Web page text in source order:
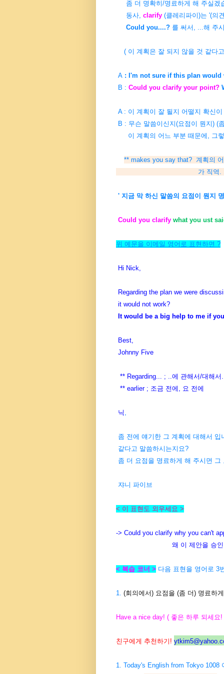
좀 더 명확히/명료하게 해 주실겠
동사, clarify (클레리파이)는 '(의
Could you....? 를 써서, ...해 주
( 이 계획은 잘 되지 않을 것 같다
A : I'm not sure if this plan would
B : Could you clarify your point?
A : 이 계획이 잘 될지 어떨지 확신
B : 무슨 말씀이신지(요점이 뭔지) (
이 계획의 어느 부분 때문에, 그렇
** makes you say that? 계획의
가 직역. 의역하면, 어떤
' 지금 막 하신 말씀의 요점이 뭔지
Could you clarify what you ust
위 예문을 이메일 영어로 표현하면 ?
Hi Nick,
Regarding the plan we were
it would not work?
It would be a big help to me if
Best,
Johnny Five
** Regarding... ; ..에 관해서/대해
** earlier ; 조금 전에, 요 전에
닉 ,
좀 전에 얘기한 그 계획에 대해서
같다고 말씀하시는지요?
좀 더 요점을 명료하게 해 주시면 그
쟈니 파이브
< 이 표현도 외우세요 >
-> Could you clarify why you can't
왜 이 제안을 승인할 수 없
< 복습 코너 > 다음 표현을 영어로 3
1. (회의에서) 요점을 (좀 더) 명료하
Have a nice day! ( 좋은 하루 되세요!
친구에게 추천하기!
1. Today's English from Tokyo 1008